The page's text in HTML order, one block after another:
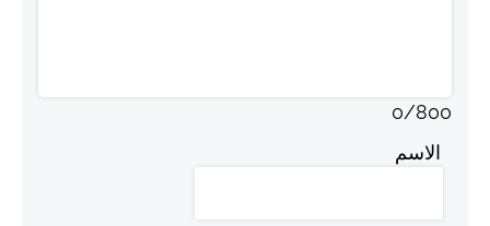
0/800
الاسم